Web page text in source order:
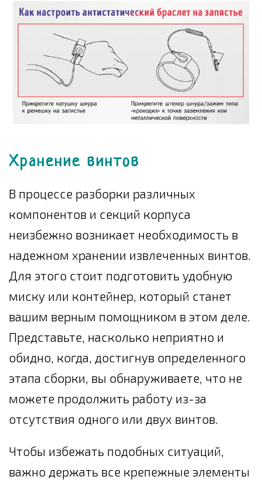
Хранение винтов
В процессе разборки различных
компонентов и секций корпуса
неизбежно возникает необходимость в
надежном хранении извлеченных винтов.
Для этого стоит подготовить удобную
миску или контейнер, который станет
вашим верным помощником в этом деле.
Представьте, насколько неприятно и
обидно, когда, достигнув определенного
этапа сборки, вы обнаруживаете, что не
можете продолжить работу из-за
отсутствия одного или двух винтов.
Чтобы избежать подобных ситуаций,
важно держать все крепежные элементы